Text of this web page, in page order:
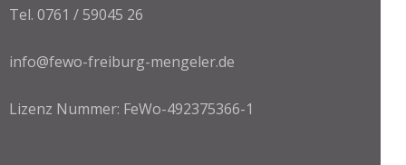
Tel. 0761 / 59045 26
info@fewo-freiburg-mengeler.de
Lizenz Nummer: FeWo-492375366-1